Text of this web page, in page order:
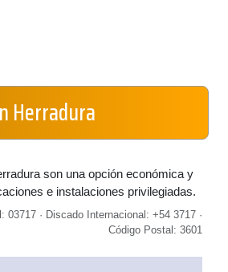
Herradura
son una opción económica y
e instalaciones privilegiadas.
03717 · Discado Internacional: +54 3717 ·
Código Postal: 3601